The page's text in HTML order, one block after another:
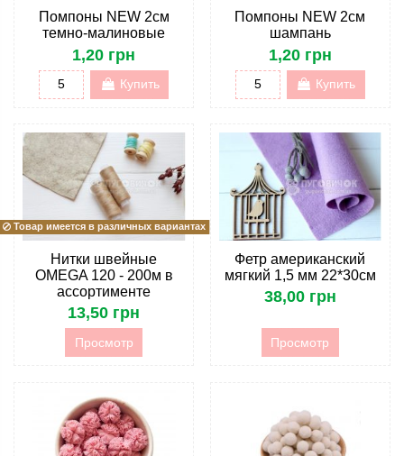
Помпоны NEW 2см
темно-малиновые
1,20 грн
Купить
Помпоны NEW 2см
шампань
1,20 грн
Купить
Товар имеется в различных вариантах
Нитки швейные
OMEGA 120 - 200м в
ассортименте
13,50 грн
Просмотр
Фетр американский
мягкий 1,5 мм 22*30см
38,00 грн
Просмотр